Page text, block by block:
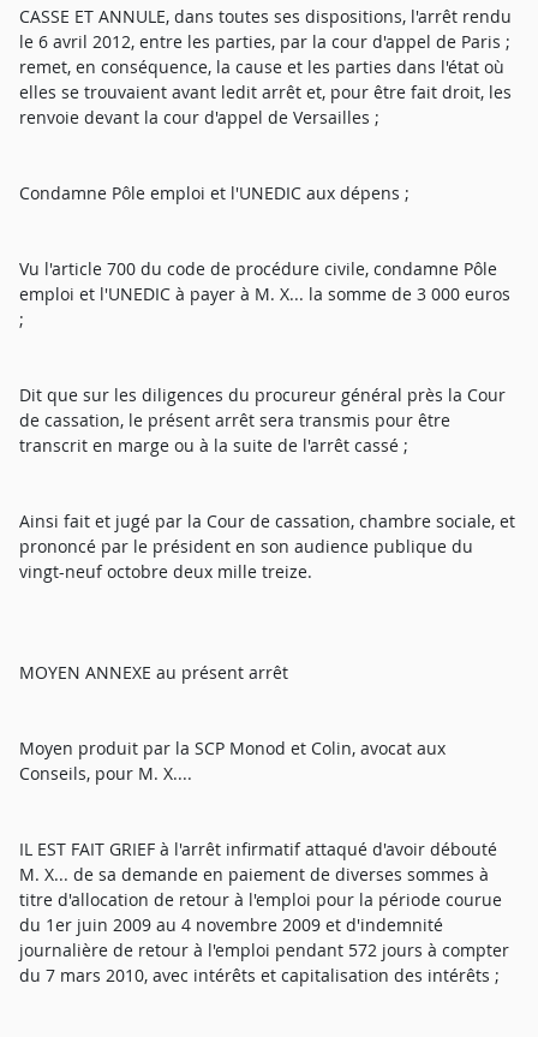
CASSE ET ANNULE, dans toutes ses dispositions, l'arrêt rendu
le 6 avril 2012, entre les parties, par la cour d'appel de Paris ;
remet, en conséquence, la cause et les parties dans l'état où
elles se trouvaient avant ledit arrêt et, pour être fait droit, les
renvoie devant la cour d'appel de Versailles ;
Condamne Pôle emploi et l'UNEDIC aux dépens ;
Vu l'article 700 du code de procédure civile, condamne Pôle
emploi et l'UNEDIC à payer à M. X... la somme de 3 000 euros
;
Dit que sur les diligences du procureur général près la Cour
de cassation, le présent arrêt sera transmis pour être
transcrit en marge ou à la suite de l'arrêt cassé ;
Ainsi fait et jugé par la Cour de cassation, chambre sociale, et
prononcé par le président en son audience publique du
vingt-neuf octobre deux mille treize.
MOYEN ANNEXE au présent arrêt
Moyen produit par la SCP Monod et Colin, avocat aux
Conseils, pour M. X....
IL EST FAIT GRIEF à l'arrêt infirmatif attaqué d'avoir débouté
M. X... de sa demande en paiement de diverses sommes à
titre d'allocation de retour à l'emploi pour la période courue
du 1er juin 2009 au 4 novembre 2009 et d'indemnité
journalière de retour à l'emploi pendant 572 jours à compter
du 7 mars 2010, avec intérêts et capitalisation des intérêts ;